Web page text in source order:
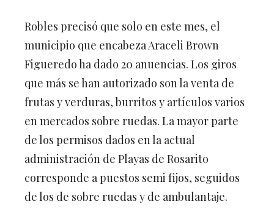
Robles precisó que solo en este mes, el
municipio que encabeza Araceli Brown
Figueredo ha dado 20 anuencias. Los giros
que más se han autorizado son la venta de
frutas y verduras, burritos y artículos varios
en mercados sobre ruedas. La mayor parte
de los permisos dados en la actual
administración de Playas de Rosarito
corresponde a puestos semi fijos, seguidos
de los de sobre ruedas y de ambulantaje.